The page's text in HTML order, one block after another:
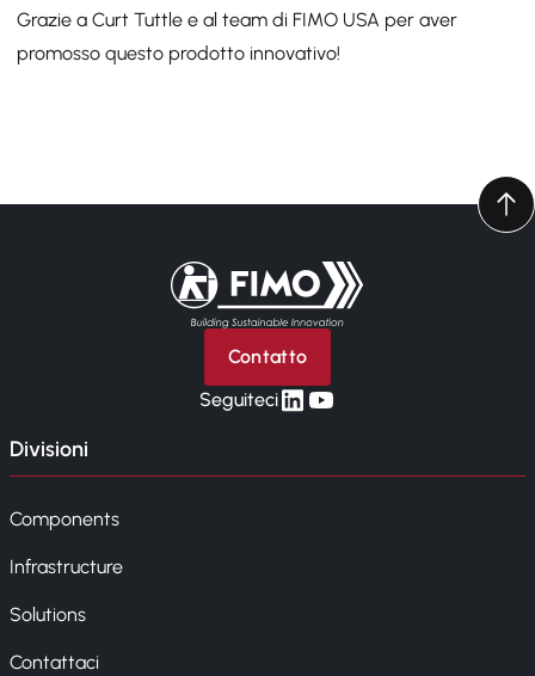
Grazie a Curt Tuttle e al team di FIMO USA per aver
promosso questo prodotto innovativo!
Torna alla pagina iniziale
Contatto
Seguitecilinkedin
yt
Divisioni
Components
Infrastructure
Solutions
Contattaci